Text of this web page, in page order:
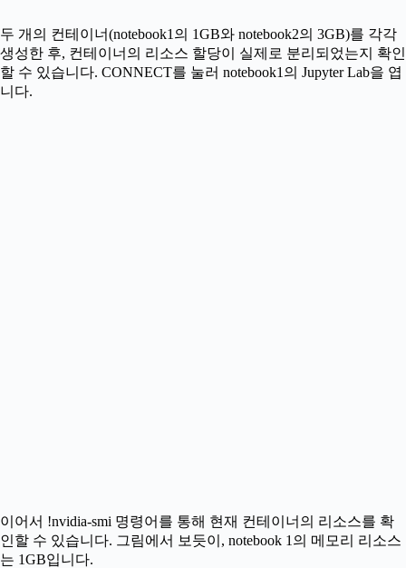
두 개의 컨테이너(notebook1의 1GB와 notebook2의 3GB)를 각각
생성한 후, 컨테이너의 리소스 할당이 실제로 분리되었는지 확인
할 수 있습니다. CONNECT를 눌러 notebook1의 Jupyter Lab을 엽
니다.
이어서 !nvidia-smi 명령어를 통해 현재 컨테이너의 리소스를 확
인할 수 있습니다. 그림에서 보듯이, notebook 1의 메모리 리소스
는 1GB입니다.